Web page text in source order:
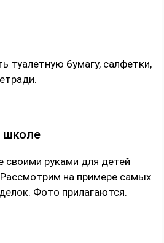
туалетную бумагу, салфетки,
школе
своими руками для детей
на примере самых
Фото прилагаются.